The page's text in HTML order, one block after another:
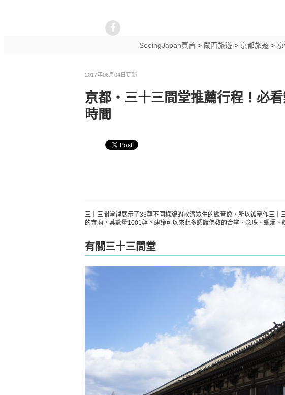
SeeingJapan頁首> 關西旅遊> 京都旅遊>
2017年06月04日更新
京都・三十三間堂推薦行程！必
時間
三十三間堂裡展示了33尊不同樣貌的救濟眾生的觀音像，所以被稱作三
的寺廟，其數量1001尊。建議可以來此多認識佛教的合掌、念珠、蠟燭、
有關三十三間堂